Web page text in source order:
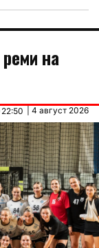
на
| 4 август 2026
22:50